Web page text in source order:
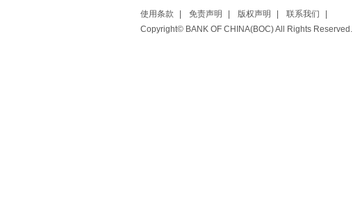
使用条款 免责声明 版权声明 联系我们
Copyright© BANK OF CHINA(BOC) All Rights Reserved.